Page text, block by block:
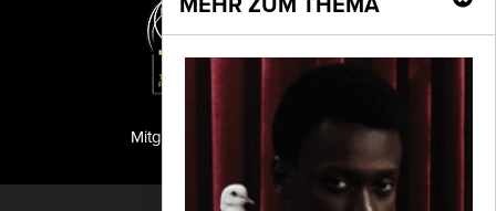
PF Publishing GmbH
Mitglied der TIPA